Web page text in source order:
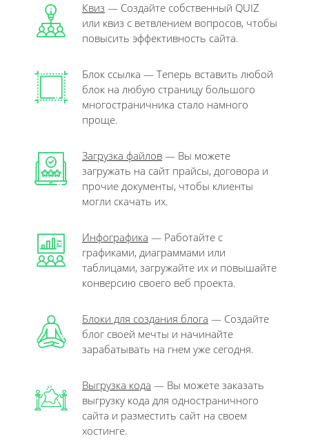
Квиз — Создайте собственный QUIZ
или квиз с ветвлением вопросов, чтобы
повысить эффективность сайта.
Блок ссылка — Теперь вставить любой
блок на любую страницу большого
многостраничника стало намного
проще.
Загрузка файлов — Вы можете
загружать на сайт прайсы, договора и
прочие документы, чтобы клиенты
могли скачать их.
Инфографика — Работайте с
графиками, диаграммами или
таблицами, загружайте их и повышайте
конверсию своего веб проекта.
Блоки для создания блога — Создайте
блог своей мечты и начинайте
зарабатывать на гнем уже сегодня.
Выгрузка кода — Вы можете заказать
выгрузку кода для одностраничного
сайта и разместить сайт на своем
хостинге.